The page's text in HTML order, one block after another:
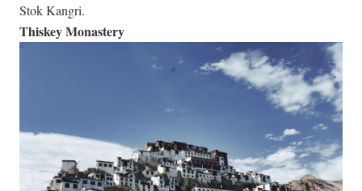
Stok Kangri.
Thiskey Monastery